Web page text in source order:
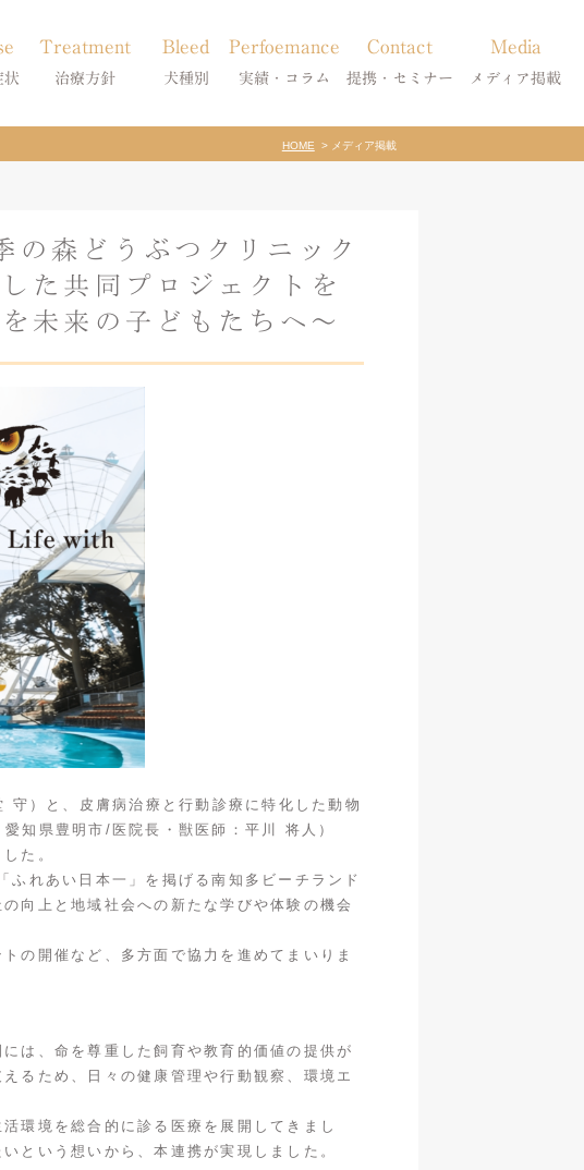
状
ギー
アX
い皮膚病
Treatment
治療方針
膚科特別診療
キンケア療法
Bleed
犬種別
柴犬の皮膚病
フレンチブルドッグの皮膚病
トイプードルの皮膚病
Perfoemance
実績・コラム
犬種別
コラム「皮膚科のいろは」
天真爛漫ブログ
Contact
提携・セミナー
診療提携・セミナー開催
Media
メディア掲載
メディア掲載
HOME メディア掲載
の森どうぶつクリニック
た共同プロジェクトを
未来の子どもたちへ～
）と、皮膚病治療と行動診療に特化した動物
知県豊明市/医院長・獣医師：平川 将人）
た。
れあい日本一」を掲げる南知多ビーチランド
向上と地域社会への新たな学びや体験の機会
の開催など、多方面で協力を進めてまいりま
は、命を尊重した飼育や教育的価値の提供が
るため、日々の健康管理や行動観察、環境エ
環境を総合的に診る医療を展開してきまし
という想いから、本連携が実現しました。